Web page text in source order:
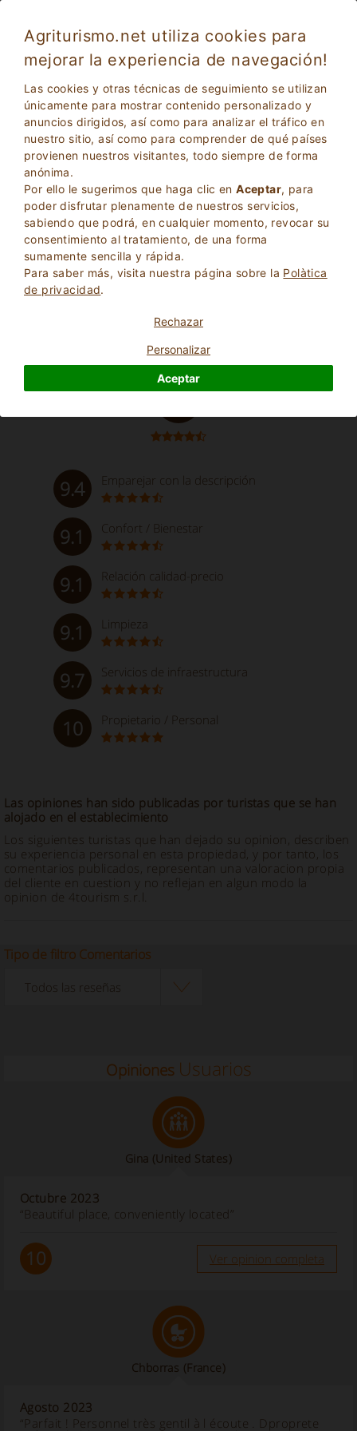
Agriturismo.net utiliza cookies para
mejorar la experiencia de navegación!
Las cookies y otras técnicas de seguimiento se utilizan
únicamente para mostrar contenido personalizado y
anuncios dirigidos, así como para analizar el tráfico en
nuestro sitio, así como para comprender de qué países
provienen nuestros visitantes, todo siempre de forma
anónima.
Por ello le sugerimos que haga clic enAceptar, para
poder disfrutar plenamente de nuestros servicios,
sabiendo que podrá, en cualquier momento, revocar su
consentimiento al tratamiento, de una forma
sumamente sencilla y rápida.
Para saber más, visita nuestra página sobre la Polà­tica
de privacidad.
Rechazar
Personalizar
Aceptar
Verona 4014
Agroturismo
Verona, Verona(Mapa) 38Camas
PREGUNTA AL PROPIETARIO
Excelente
9.4
Más Información
7 Opiniones
9.4
Excelente
9.4 Emparejar con la descripción
9.1 Confort / Bienestar
9.1 Relación calidad-precio
9.1 Limpieza
9.7 Servicios de infraestructura
10 Propietario / Personal
Las opiniones han sido publicadas por turistas que se han
alojado en el establecimiento
Los siguientes turistas que han dejado su opinion, describen
su experiencia personal en esta propiedad, y por tanto, los
comentarios publicados, representan una valoracion propia
del cliente en cuestion y no reflejan en algun modo la
opinion de 4tourism s.r.l.
Tipo de filtro Comentarios
Opiniones Usuarios
Gina (United States)
Octubre 2023
“Beautiful place, conveniently located”
10 Ver opinion completa
Chborras (France)
Agosto 2023
“Parfait ! Personnel très gentil à l écoute . Dproprete